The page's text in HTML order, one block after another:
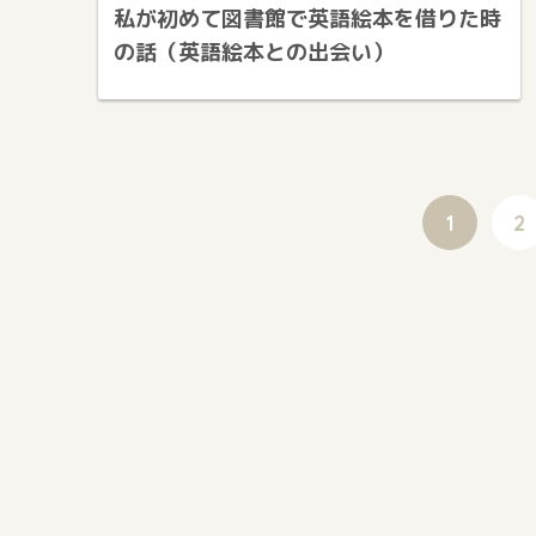
私が初めて図書館で英語絵本を借りた時
の話（英語絵本との出会い）
1 2